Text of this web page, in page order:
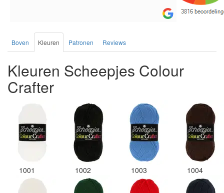
Boven Kleuren Patronen Reviews
Kleuren Scheepjes Colour
Crafter
1001 1002 1003 1004